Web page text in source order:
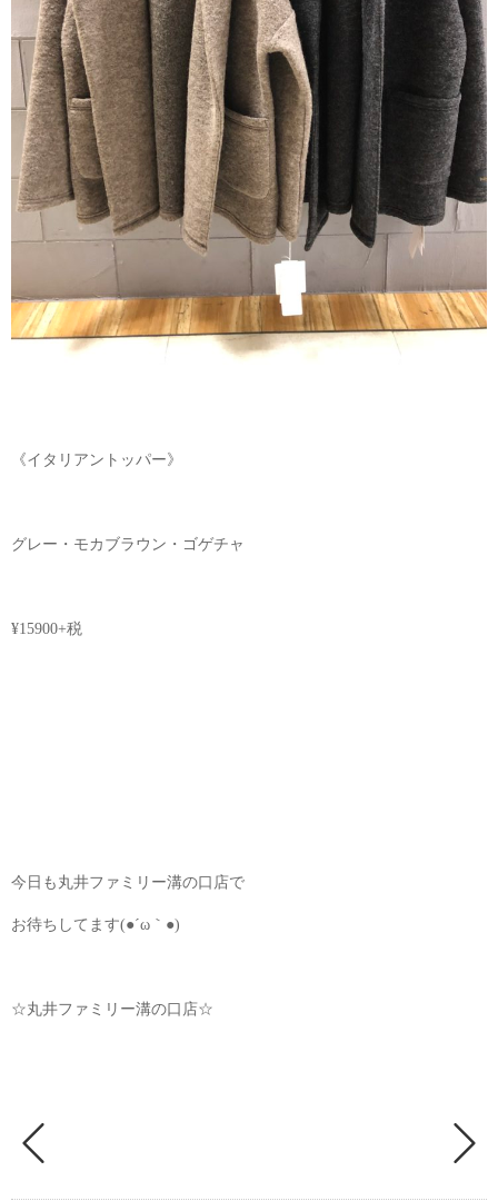
《イタリアントッパー》
グレー・モカブラウン・ゴゲチャ
¥15900+税
今日も丸井ファミリー溝の口店で
お待ちしてます(●´ω｀●)
☆丸井ファミリー溝の口店☆